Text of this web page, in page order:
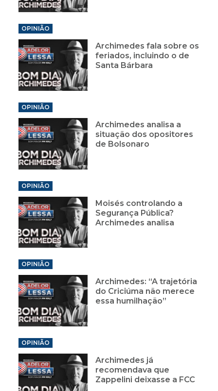
OPINIÃO
Archimedes fala sobre os
feriados, incluindo o de
Santa Bárbara
OPINIÃO
Archimedes analisa a
situação dos opositores
de Bolsonaro
OPINIÃO
Moisés controlando a
Segurança Pública?
Archimedes analisa
OPINIÃO
Archimedes: “A trajetória
do Criciúma não merece
essa humilhação”
OPINIÃO
Archimedes já
recomendava que
Zappelini deixasse a FCC